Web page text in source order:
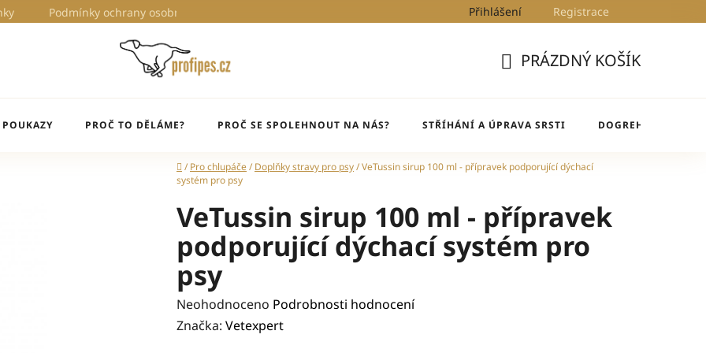
Podmínky ochrany osobních údajů Blog DogRehab
Přihlášení Registrace
KOŠÍK
PRÁZDNÝ KOŠÍK
PROČ TO DĚLÁME? PROČ SE SPOLEHNOUT NA NÁS? STŘÍHÁNÍ A ÚPRAVA SRSTI DOGREHAB
Domů
/ Pro chlupáče/ Doplňky stravy pro psy/VeTussin sirup 100 ml - přípravek podporující dýchací
systém pro psy
VeTussin sirup 100 ml - přípravek
podporující dýchací systém pro
psy
Průměrné
hodnocení
Neohodnoceno Podrobnosti hodnocení
Značka: Vetexpert